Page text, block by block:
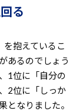
る
抱えているこ
あるのでしょう
1位に「自分の
2位に「しっか
となりました。